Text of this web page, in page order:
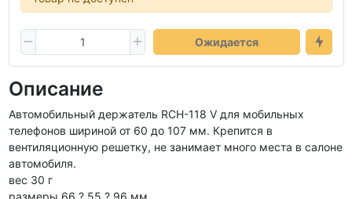
Ожидается
Описание
Автомобильный держатель RCH-118 V для мобильных
телефонов шириной от 60 до 107 мм. Крепится в
вентиляционную решетку, не занимает много места в салоне
автомобиля.
вес 30 г
размеры 66 ? 55 ? 96 мм